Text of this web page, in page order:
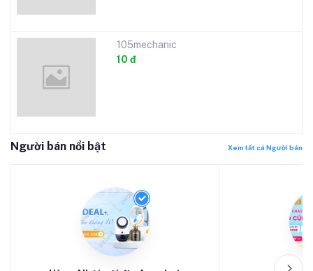
105mechanic
10 đ
Người bán nổi bật Xem tất cả Người bán